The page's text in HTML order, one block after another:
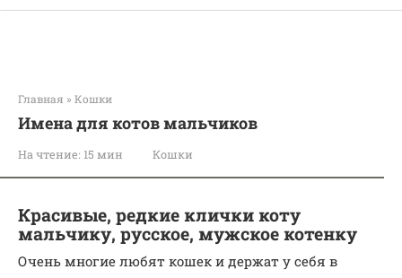
Главная » Кошки
Имена для котов мальчиков
На чтение: 15 мин Кошки
Красивые, редкие клички коту
мальчику, русское, мужское котенку
Очень многие любят кошек и держат у себя в